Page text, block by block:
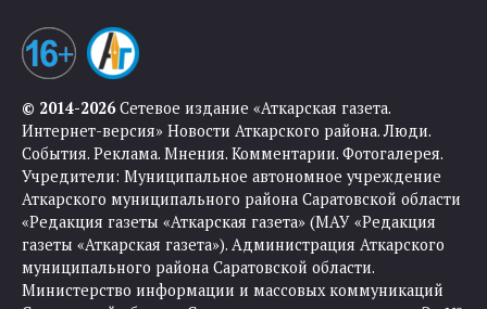
© 2014-2026Сетевое издание «Аткарская газета.
Интернет-версия» Новости Аткарского района. Люди.
События. Реклама. Мнения. Комментарии. Фотогалерея.
Учредители: Муниципальное автономное учреждение
Аткарского муниципального района Саратовской области
«Редакция газеты «Аткарская газета» (МАУ «Редакция
газеты «Аткарская газета»). Администрация Аткарского
муниципального района Саратовской области.
Министерство информации и массовых коммуникаций